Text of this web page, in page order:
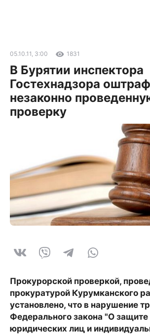
05.10.11, 3:00 1831
В Бурятии инспектора
Гостехнадзора
незаконно
проверку
Прокурорской проверкой,
прокуратурой Курумканского
установлено, что в нарушение
Федерального закона "О защите
юридических лиц и